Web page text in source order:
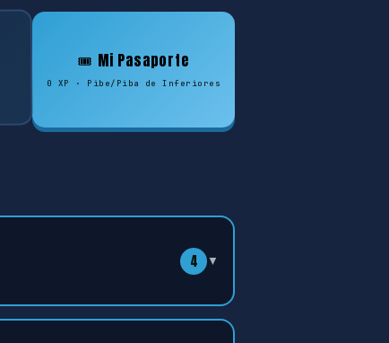
🎟️ Mi Pasaporte
0 XP · Pibe/Piba de Inferiores
4 ▼